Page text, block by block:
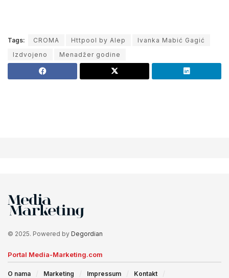
Tags: CROMA Httpool by Alep
Ivanka Mabić Gagić
Izdvojeno
Menadžer godine
© 2025. Powered by Degordian
Portal Media-Marketing.com
O nama Marketing Impressum Kontakt